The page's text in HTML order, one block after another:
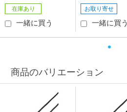
在庫あり
一緒に買う
お取り寄せ
一緒に買う
商品のバリエーション